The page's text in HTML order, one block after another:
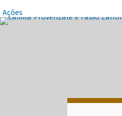
Ações